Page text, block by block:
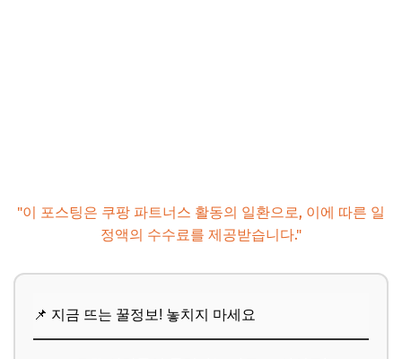
"이 포스팅은 쿠팡 파트너스 활동의 일환으로, 이에 따른 일
정액의 수수료를 제공받습니다."
📌 지금 뜨는 꿀정보! 놓치지 마세요